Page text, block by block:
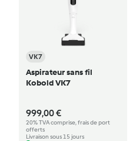
VK7
Aspirateur sans fil
Kobold VK7
999,00 €
20% TVA comprise, frais de port
offerts
Livraison sous 15 jours